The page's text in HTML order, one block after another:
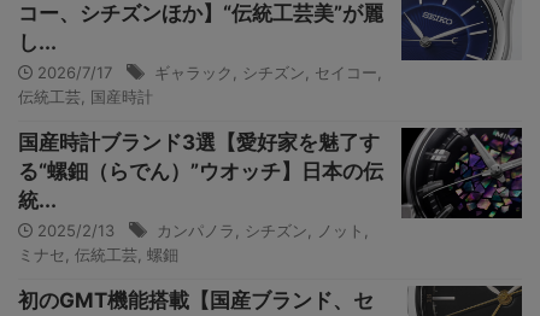
コー、シチズンほか】“伝統工芸美”が麗
し...
2026/7/17 ギャラック シチズン セイコー
伝統工芸 国産時計
国産時計ブランド3選【愛好家を魅了す
る“螺鈿（らでん）”ウオッチ】日本の伝
統...
2025/2/13 カンパノラ シチズン ノット
ミナセ
伝統工芸 螺鈿
初のGMT機能搭載【国産ブランド、セ